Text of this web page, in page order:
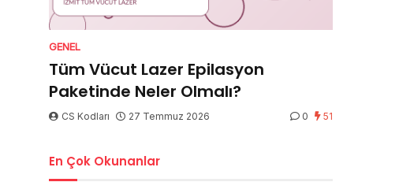
GENEL
Tüm Vücut Lazer Epilasyon
Paketinde Neler Olmalı?
CS Kodları 27 Temmuz 2026 0 51
En Çok Okunanlar